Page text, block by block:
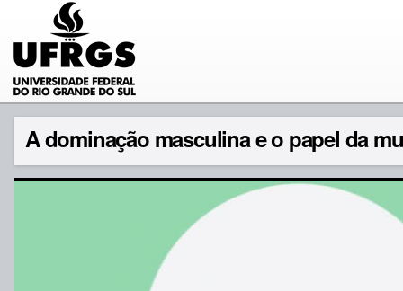
A dominação masculina e o papel da